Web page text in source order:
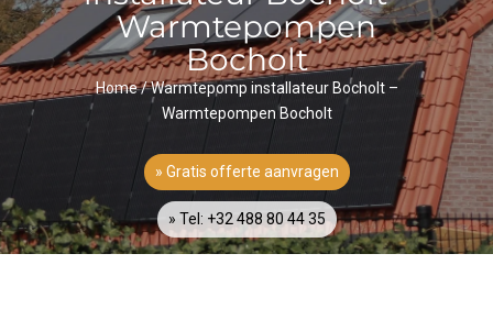
Warmtepompen
Bocholt
Home/Warmtepomp installateur Bocholt –
Warmtepompen Bocholt
» Gratis offerte aanvragen
» Tel: +32 488 80 44 35